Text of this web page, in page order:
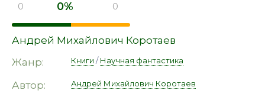
0 0% 0
Андрей Михайлович Коротаев
Жанр:
Книги /Научная фантастика
Автор: Андрей Михайлович Коротаев